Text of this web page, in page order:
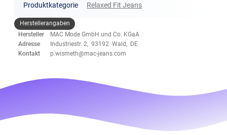
Produktkategorie Relaxed Fit Jeans
Herstellerangaben
Hersteller
MAC Mode GmbH und Co. KGaA
Adresse
Industriestr. 2, 93192 Wald, DE
Kontakt
p.wismeth@mac-jeans.com